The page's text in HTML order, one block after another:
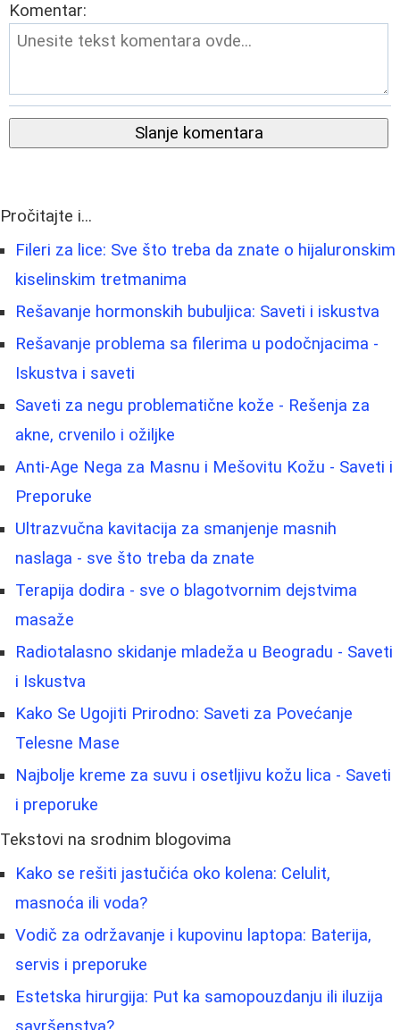
Komentar:
Slanje komentara
Pročitajte i...
Fileri za lice: Sve što treba da znate o hijaluronskim
kiselinskim tretmanima
Rešavanje hormonskih bubuljica: Saveti i iskustva
Rešavanje problema sa filerima u podočnjacima -
Iskustva i saveti
Saveti za negu problematične kože - Rešenja za
akne, crvenilo i ožiljke
Anti-Age Nega za Masnu i Mešovitu Kožu - Saveti i
Preporuke
Ultrazvučna kavitacija za smanjenje masnih
naslaga - sve što treba da znate
Terapija dodira - sve o blagotvornim dejstvima
masaže
Radiotalasno skidanje mladeža u Beogradu - Saveti
i Iskustva
Kako Se Ugojiti Prirodno: Saveti za Povećanje
Telesne Mase
Najbolje kreme za suvu i osetljivu kožu lica - Saveti
i preporuke
Tekstovi na srodnim blogovima
Kako se rešiti jastučića oko kolena: Celulit,
masnoća ili voda?
Vodič za održavanje i kupovinu laptopa: Baterija,
servis i preporuke
Estetska hirurgija: Put ka samopouzdanju ili iluzija